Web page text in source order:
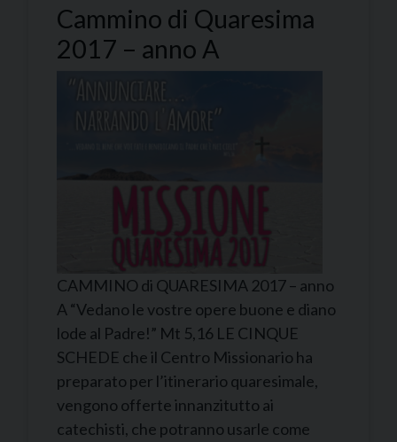
Cammino di Quaresima
2017 – anno A
CAMMINO di QUARESIMA 2017 – anno
A “Vedano le vostre opere buone e diano
lode al Padre!” Mt 5,16 LE CINQUE
SCHEDE che il Centro Missionario ha
preparato per l’itinerario quaresimale,
vengono offerte innanzitutto ai
catechisti, che potranno usarle come